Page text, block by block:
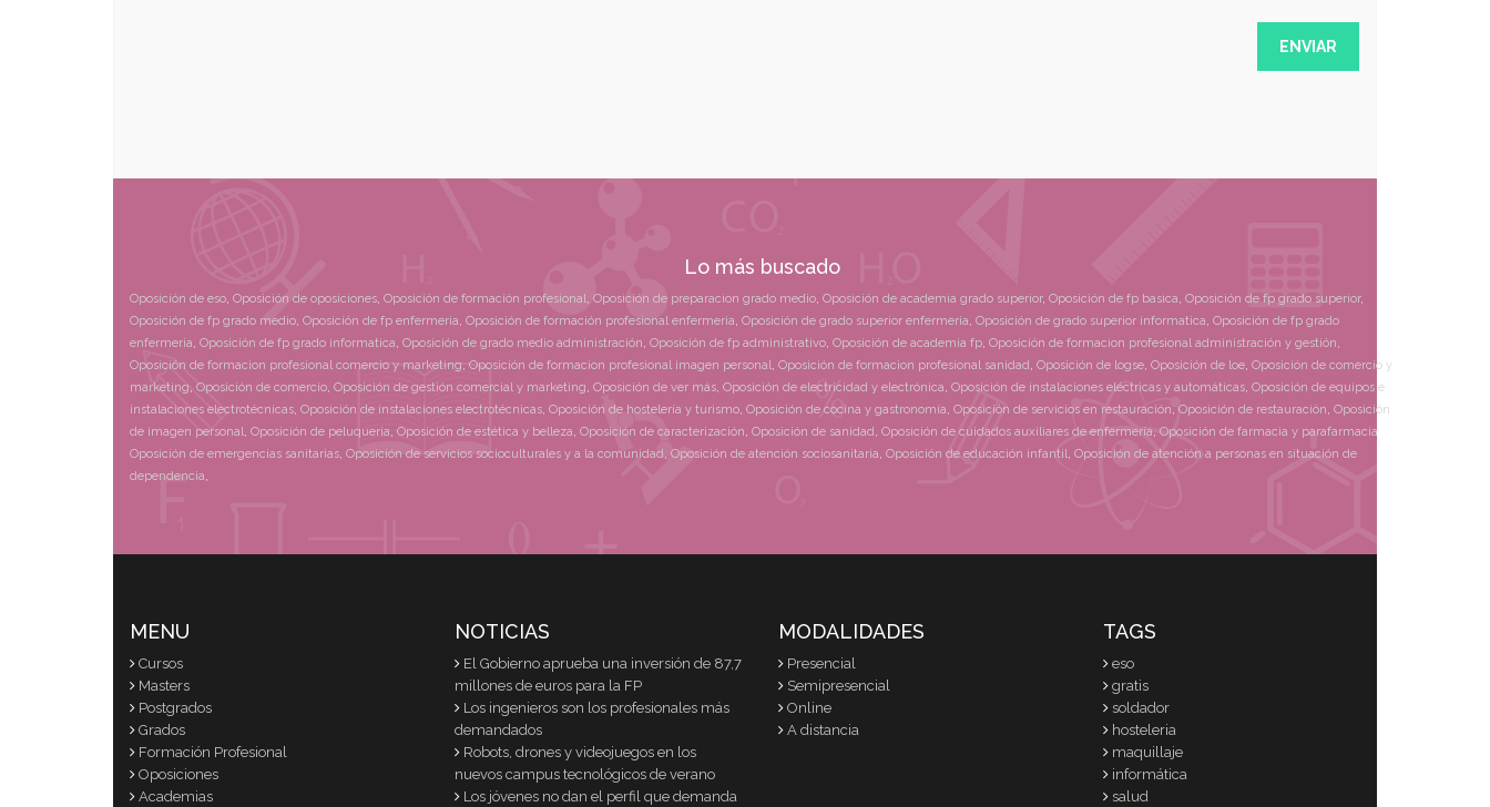
Lo más buscado
Oposición de eso, Oposición de oposiciones, Oposición de formación profesional, Oposición de preparacion grado medio, Oposición de academia grado superior, Oposición de fp basica, Oposición de fp grado superior,
Oposición de fp grado medio, Oposición de fp enfermeria, Oposición de formación profesional enfermeria, Oposición de grado superior enfermeria, Oposición de grado superior informatica, Oposición de fp grado
enfermeria, Oposición de fp grado informatica, Oposición de grado medio administración, Oposición de fp administrativo, Oposición de academia fp, Oposición de formacion profesional administración y gestión,
Oposición de formacion profesional comercio y marketing, Oposición de formacion profesional imagen personal, Oposición de formacion profesional sanidad , Oposición de logse, Oposición de loe, Oposición de comercio y
marketing, Oposición de comercio, Oposición de gestión comercial y marketing, Oposición de ver más, Oposición de electricidad y electrónica, Oposición de instalaciones eléctricas y automáticas, Oposición de equipos e
instalaciones electrotécnicas, Oposición de instalaciones electrotécnicas, Oposición de hostelería y turismo, Oposición de cocina y gastronomía, Oposición de servicios en restauración, Oposición de restauración, Oposición
de imagen personal, Oposición de peluquería, Oposición de estética y belleza, Oposición de caracterización, Oposición de sanidad , Oposición de cuidados auxiliares de enfermería, Oposición de farmacia y parafarmacia
Oposición de emergencias sanitarias, Oposición de servicios socioculturales y a la comunidad , Oposición de atención sociosanitaria, Oposición de educación infantil, Oposición de atención a personas en situación de
dependencia,
MENU
Cursos
Masters
Postgrados
Grados
Formación Profesional
Oposiciones
Academias
NOTICIAS
El Gobierno aprueba una inversión de 87,7
millones de euros para la FP
Los ingenieros son los profesionales más
demandados
Robots, drones y videojuegos en los
nuevos campus tecnológicos de verano
Los jóvenes no dan el perfil que demanda
MODALIDADES
Presencial
Semipresencial
Online
A distancia
TAGS
eso
gratis
soldador
hosteleria
maquillaje
informática
salud